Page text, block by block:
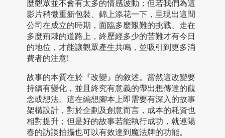
麼觀眾並不會有太多的情感波動；但若我們為這
影片稍微重新包裝、錦上添花一下，呈現出這間
公司在成立的時期，面臨多麼艱難的挑戰、走在
多麼荊棘的道路上，終歷經多少的苦難才有今日
的地位，才能讓觀眾產生共鳴，並吸引到更多消
費者的注意!
故事的本質在於『改變』的敘述。當然這改變要
持續有變化，並且終究有意義的帶出想傳達的觀
念或想法。這在編想腳本上即需要有深入的故事
架構設計，對於企劃及創意而言，成本的耗資也
相對提升；但是好的故事若能執行成功，就連陽
春的訪談拍攝也可以有效達到魔法牌的功能。